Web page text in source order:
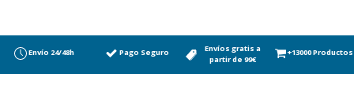
Envío 24/48h Pago Seguro
Envíos gratis a
partir de 99€
+13000 Productos